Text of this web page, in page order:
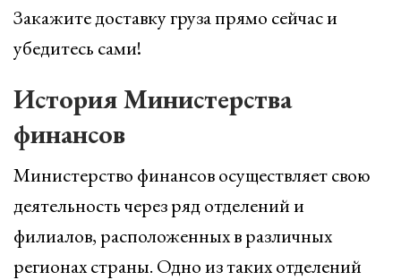
Закажите доставку груза прямо сейчас и
убедитесь сами!
История Министерства
финансов
Министерство финансов осуществляет свою
деятельность через ряд отделений и
филиалов, расположенных в различных
регионах страны. Одно из таких отделений